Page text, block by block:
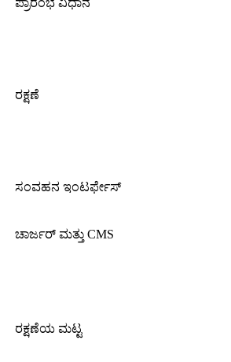
ಪ್ರಾರಂಭ ವಿಧಾನ
ರಕ್ಷಣೆ
ಸಂವಹನ ಇಂಟರ್ಫೇಸ್
ಚಾರ್ಜರ್ ಮತ್ತು CMS
ರಕ್ಷಣೆಯ ಮಟ್ಟ